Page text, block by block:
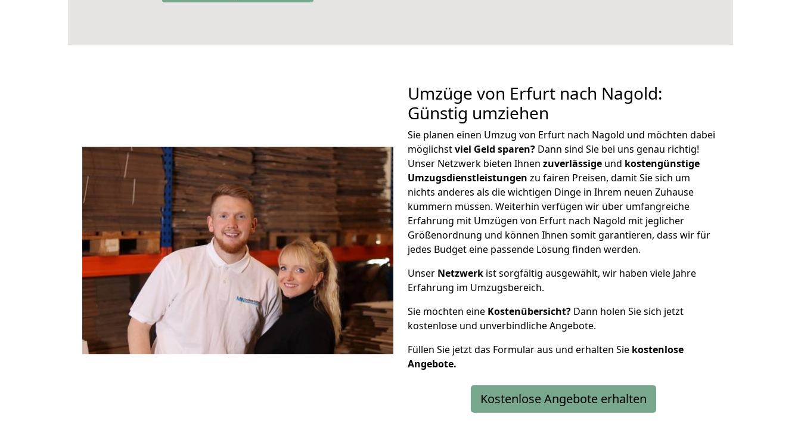
Umzüge von Erfurt nach Nagold:
Günstig umziehen
Sie planen einen Umzug von Erfurt nach Nagold und möchten dabei
möglichstviel Geld sparen? Dann sind Sie bei uns genau richtig!
Unser Netzwerk bieten Ihnen zuverlässige und kostengünstige
Umzugsdienstleistungen zu fairen Preisen, damit Sie sich um
nichts anderes als die wichtigen Dinge in Ihrem neuen Zuhause
kümmern müssen. Weiterhin verfügen wir über umfangreiche
Erfahrung mit Umzügen von Erfurt nach Nagold mit jeglicher
Größenordnung und können Ihnen somit garantieren, dass wir für
jedes Budget eine passende Lösung finden werden.
Unser Netzwerk ist sorgfältig ausgewählt, wir haben viele Jahre
Erfahrung im Umzugsbereich.
Sie möchten eine Kostenübersicht? Dann holen Sie sich jetzt
kostenlose und unverbindliche Angebote.
Füllen Sie jetzt das Formular aus und erhalten Sie kostenlose
Angebote.
Kostenlose Angebote erhalten